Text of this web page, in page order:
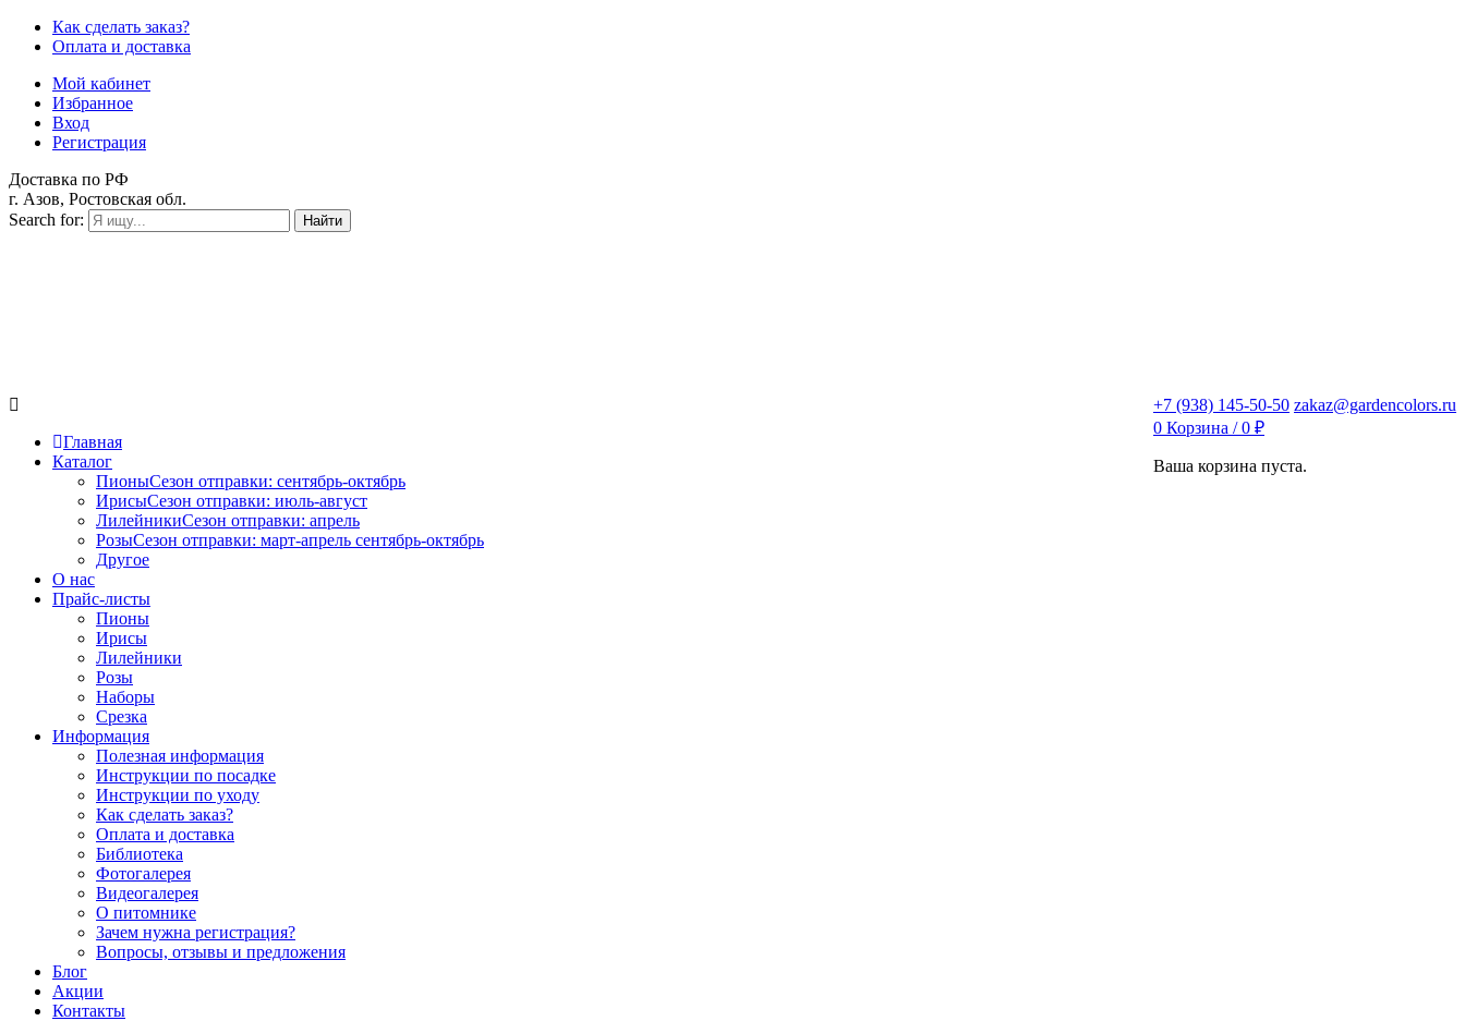
Как сделать заказ?
Оплата и доставка
Мой кабинет
Избранное
Вход
Регистрация
Доставка по РФ
г. Азов, Ростовская обл.
Search for:
Найти
+7 (938) 145-50-50 zakaz@gardencolors.ru
0 Корзина /0 ₽
Ваша корзина пуста.
Главная
Каталог
ПионыСезон отправки: сентябрь-октябрь
ИрисыСезон отправки: июль-август
ЛилейникиСезон отправки: апрель
РозыСезон отправки: март-апрель сентябрь-октябрь
Другое
О нас
Прайс-листы
Пионы
Ирисы
Лилейники
Розы
Наборы
Срезка
Информация
Полезная информация
Инструкции по посадке
Инструкции по уходу
Как сделать заказ?
Оплата и доставка
Библиотека
Фотогалерея
Видеогалерея
О питомнике
Зачем нужна регистрация?
Вопросы, отзывы и предложения
Блог
Акции
Контакты